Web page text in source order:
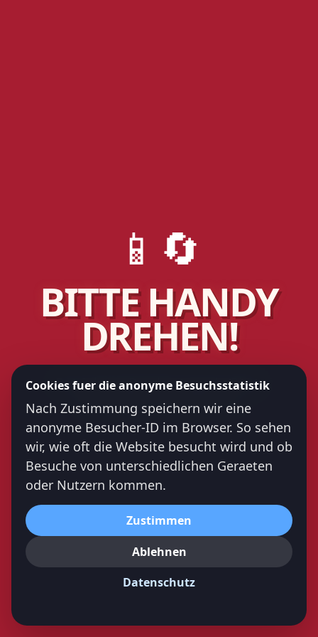
📱🔄
BITTE HANDY
DREHEN!
Der Schorle Bomber braucht Platz.
Bitte spiele im Querformat.
Cookies fuer die anonyme Besuchsstatistik
Nach Zustimmung speichern wir eine
anonyme Besucher-ID im Browser. So sehen
wir, wie oft die Website besucht wird und ob
Besuche von unterschiedlichen Geraeten
oder Nutzern kommen.
Zustimmen
Ablehnen
Datenschutz